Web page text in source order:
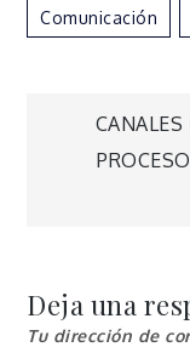
Comunicación
CANALES
Deja una
Tu dirección de